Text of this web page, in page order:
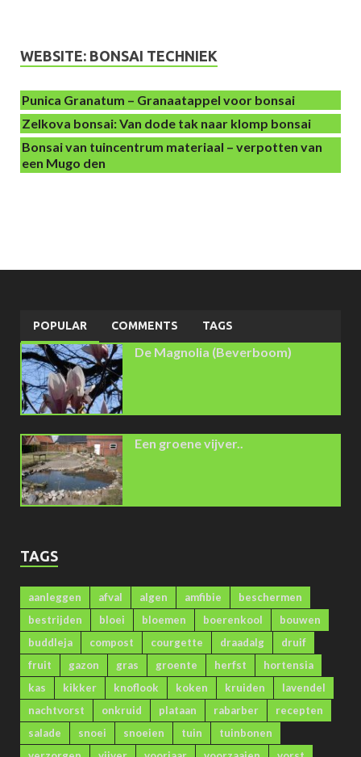
WEBSITE: BONSAI TECHNIEK
Punica Granatum – Granaatappel voor bonsai
Zelkova bonsai: Van dode tak naar klomp bonsai
Bonsai van tuincentrum materiaal – verpotten van
een Mugo den
POPULAR COMMENTS TAGS
De Magnolia (Beverboom)
Een groene vijver..
TAGS
aanleggen afval algen amfibie
beschermen
bestrijden
bloei bloemen boerenkool
bouwen
buddleja
compost courgette draadalg
druif
fruit
gazon gras groente herfst
hortensia
kas
kikker knoflook koken kruiden
lavendel
nachtvorst
onkruid plataan rabarber
recepten
salade
snoei snoeien tuin
tuinbonen